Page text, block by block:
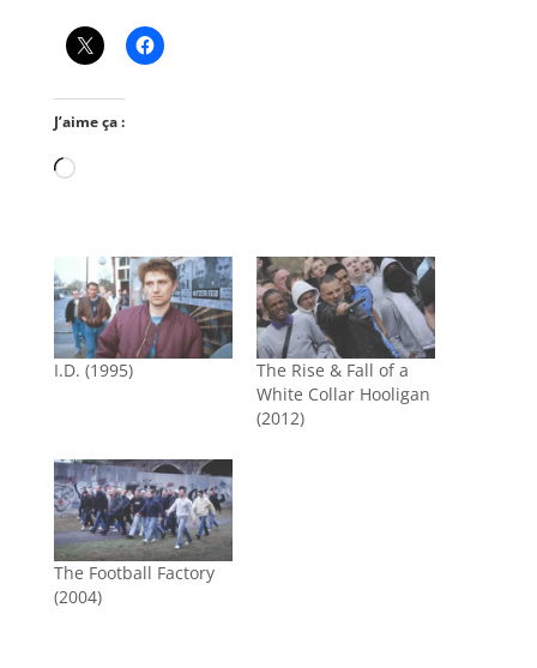
J’aime ça :
Chargement…
I.D. (1995)
The Rise & Fall of a
White Collar Hooligan
(2012)
The Football Factory
(2004)